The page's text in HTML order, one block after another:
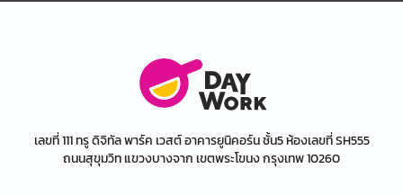
เลขที่ 111 ทรู ดิจิทัล พาร์ค เวสต์ อาคารยูนิคอร์น ชั้น5 ห้องเลขที่ SH555
ถนนสุขุมวิท แขวงบางจาก เขตพระโขนง กรุงเทพ 10260